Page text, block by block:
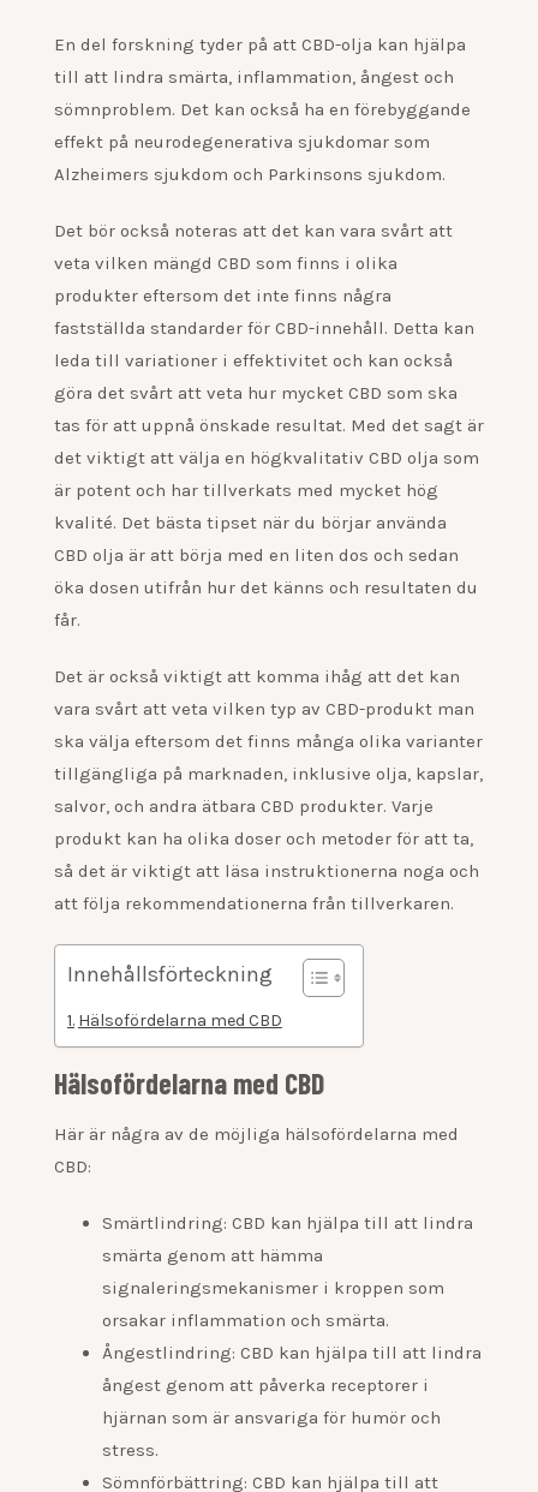
En del forskning tyder på att CBD-olja kan hjälpa
till att lindra smärta, inflammation, ångest och
sömnproblem. Det kan också ha en förebyggande
effekt på neurodegenerativa sjukdomar som
Alzheimers sjukdom och Parkinsons sjukdom.
Det bör också noteras att det kan vara svårt att
veta vilken mängd CBD som finns i olika
produkter eftersom det inte finns några
fastställda standarder för CBD-innehåll. Detta kan
leda till variationer i effektivitet och kan också
göra det svårt att veta hur mycket CBD som ska
tas för att uppnå önskade resultat. Med det sagt är
det viktigt att välja en högkvalitativ CBD olja som
är potent och har tillverkats med mycket hög
kvalité. Det bästa tipset när du börjar använda
CBD olja är att börja med en liten dos och sedan
öka dosen utifrån hur det känns och resultaten du
får.
Det är också viktigt att komma ihåg att det kan
vara svårt att veta vilken typ av CBD-produkt man
ska välja eftersom det finns många olika varianter
tillgängliga på marknaden, inklusive olja, kapslar,
salvor, och andra ätbara CBD produkter. Varje
produkt kan ha olika doser och metoder för att ta,
så det är viktigt att läsa instruktionerna noga och
att följa rekommendationerna från tillverkaren.
Innehållsförteckning
Hälsofördelarna med CBD
Hälsofördelarna med CBD
Här är några av de möjliga hälsofördelarna med
CBD:
Smärtlindring: CBD kan hjälpa till att lindra
smärta genom att hämma
signaleringsmekanismer i kroppen som
orsakar inflammation och smärta.
Ångestlindring: CBD kan hjälpa till att lindra
ångest genom att påverka receptorer i
hjärnan som är ansvariga för humör och
stress.
Sömnförbättring: CBD kan hjälpa till att